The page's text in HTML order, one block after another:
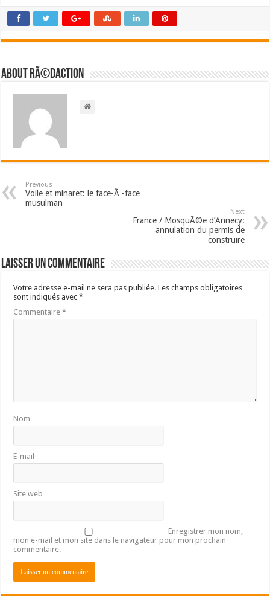
About RÃ©daction
Previous
Voile et minaret: le face-Ã -face
musulman
Next
France / MosquÃ©e d’Annecy:
annulation du permis de
construire
Laisser un commentaire
Votre adresse e-mail ne sera pas publiée. Les champs obligatoires
sont indiqués avec*
Commentaire*
Nom
E-mail
Site web
Enregistrer mon nom,
mon e-mail et mon site dans le navigateur pour mon prochain
commentaire.